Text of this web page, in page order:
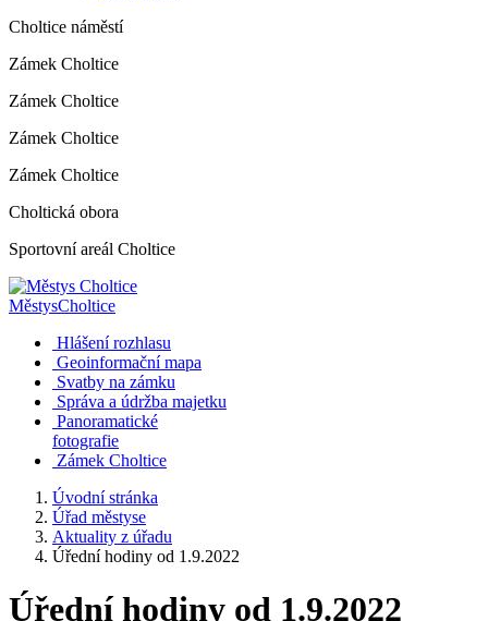
Choltice náměstí
Zámek Choltice
Zámek Choltice
Zámek Choltice
Zámek Choltice
Choltická obora
Sportovní areál Choltice
MěstysCholtice
Hlášení rozhlasu
Geoinformační mapa
Svatby na zámku
Správa a údržba majetku
Panoramatické
fotografie
Zámek Choltice
Úvodní stránka
Úřad městyse
Aktuality z úřadu
Úřední hodiny od 1.9.2022
Úřední hodiny od 1.9.2022